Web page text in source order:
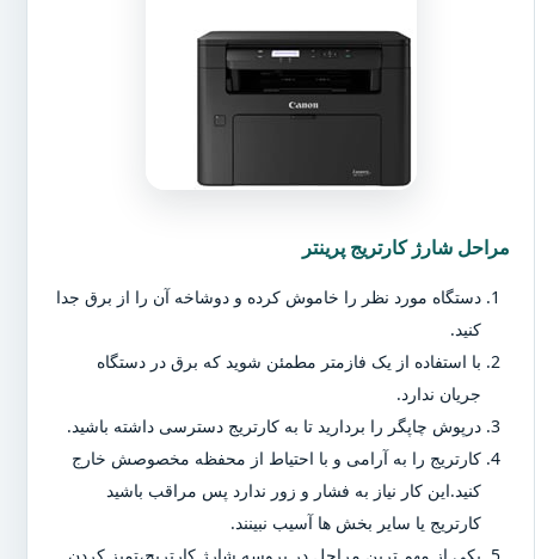
مراحل شارژ کارتریج پرینتر
دستگاه مورد نظر را خاموش کرده و دوشاخه آن را از برق جدا
کنید.
با استفاده از یک فازمتر مطمئن شوید که برق در دستگاه
جریان ندارد.
درپوش چاپگر را بردارید تا به کارتریج دسترسی داشته باشید.
کارتریج را به آرامی و با احتیاط از محفظه مخصوصش خارج
کنید.این کار نیاز به فشار و زور ندارد پس مراقب باشید
کارتریج یا سایر بخش ها آسیب نبینند.